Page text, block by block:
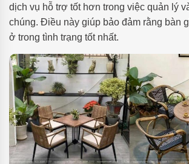
dịch vụ hỗ trợ tốt hơn trong việc quản lý
chúng. Điều này giúp bảo đảm rằng bàn
ở trong tình trạng tốt nhất.